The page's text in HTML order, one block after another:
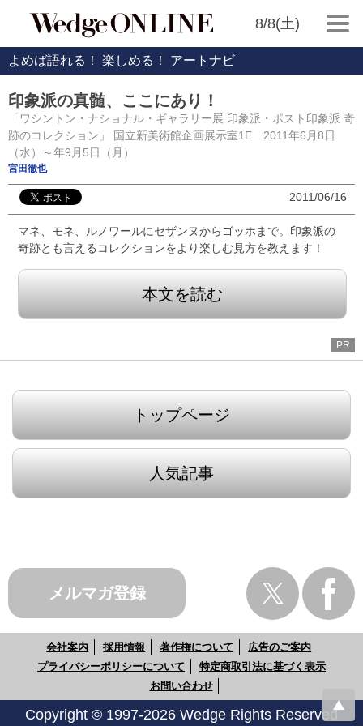
8/8(土)
よめば語れる！ 楽しめる！ アートナビ
印象派の真髄、ここにあり！
「ワシントン・ナショナル・ギャラリー展 印象派・ポスト印象派 奇
跡のコレクション」 国立新美術館企画展示室1E 2011年6月8日
（水）～年9月5日（月）
宮田徹也
2011/06/16
マネ、モネ、ルノワールにセザンヌからゴッホまで。印象派の
奇跡とも言えるコレクションをより楽しむ見方を教えます！
本文を読む
PR
トップページ
人気記事
メルマガ登録
会社案内 採用情報 著作権について
広告のご案内
プライバシーポリシーについて
特定商取引法に基づく表示
お問い合わせ
Copyright © 1997-2026 Wedge Rights Reserved